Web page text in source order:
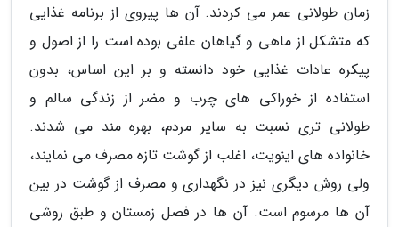
زمان طولانی عمر می کردند. آن ها پیروی از برنامه غذایی
که متشکل از ماهی و گیاهان علفی بوده است را از اصول و
پیکره عادات غذایی خود دانسته و بر این اساس، بدون
استفاده از خوراکی های چرب و مضر از زندگی سالم و
طولانی تری نسبت به سایر مردم، بهره مند می شدند.
خانواده های اینویت، اغلب از گوشت تازه مصرف می نمایند،
ولی روش دیگری نیز در نگهداری و مصرف از گوشت در بین
آن ها مرسوم است. آن ها در فصل زمستان و طبق روشی